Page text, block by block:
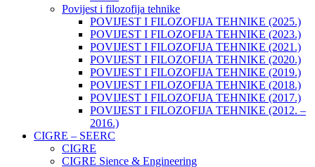
Povijest i filozofija tehnike
POVIJEST I FILOZOFIJA TEHNIKE (2025.)
POVIJEST I FILOZOFIJA TEHNIKE (2023.)
POVIJEST I FILOZOFIJA TEHNIKE (2021.)
POVIJEST I FILOZOFIJA TEHNIKE (2020.)
POVIJEST I FILOZOFIJA TEHNIKE (2019.)
POVIJEST I FILOZOFIJA TEHNIKE (2018.)
POVIJEST I FILOZOFIJA TEHNIKE (2017.)
POVIJEST I FILOZOFIJA TEHNIKE (2012. –
2016.)
CIGRE – SEERC
CIGRE
CIGRE Sience & Engineering